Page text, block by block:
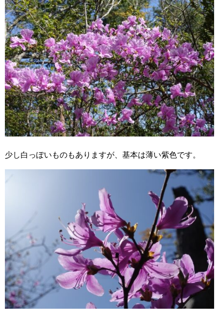
少し白っぽいものもありますが、基本は薄い紫色です。